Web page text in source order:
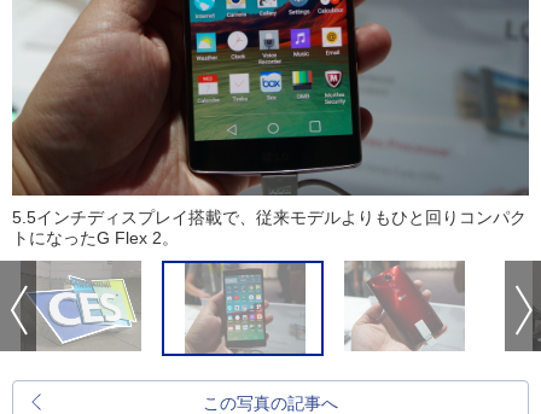
5.5インチディスプレイ搭載で、従来モデルよりもひと回りコンパク
トになったG Flex 2。
この写真の記事へ